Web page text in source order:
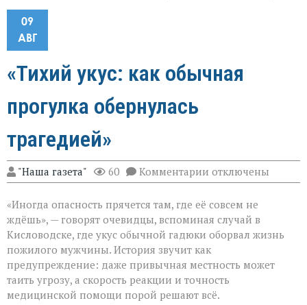
09
АВГ
«Тихий укус: как обычная
прогулка обернулась
трагедией»
"Наша газета" 60 Комментарии к
записи
укус:
как
обычная
прогулка
обернулась
трагедией»
отключены
«Иногда опасность прячется там, где её совсем не
ждёшь», — говорят очевидцы, вспоминая случай в
Кисловодске, где укус обычной гадюки оборвал жизнь
пожилого мужчины. История звучит как
предупреждение: даже привычная местность может
таить угрозу, а скорость реакции и точность
медицинской помощи порой решают всё.